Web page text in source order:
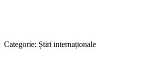
Categorie: Știri internaționale